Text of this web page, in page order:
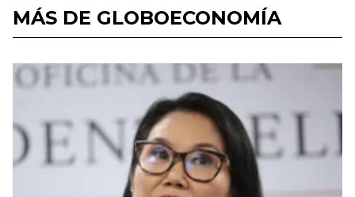
MÁS DE GLOBOECONOMÍA